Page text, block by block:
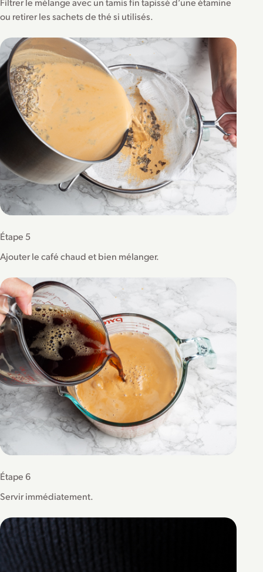
ou retirer les sachets de thé si utilisés.
Étape 5
Ajouter le café chaud et bien mélanger.
Étape 6
Servir immédiatement.